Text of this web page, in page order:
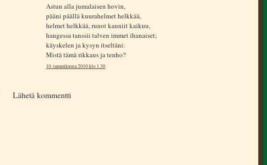
Astun alla jumalaisen hovin,
pääni päällä kuurahelmet helkkää,
helmet helkkää, runot kauniit kaikuu,
hangessa tanssii talven immet ihanaiset;
käyskelen ja kysyn itseltäni:
Mistä tämä rikkaus ja tenho?
10. tammikuuta 2010 klo 1.30
Lähetä kommentti